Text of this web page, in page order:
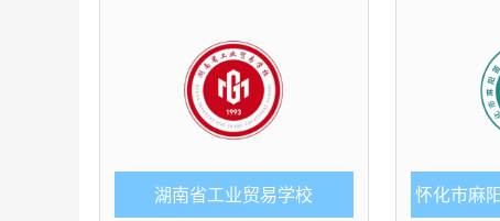
湖南省工业贸易学校
怀化市麻